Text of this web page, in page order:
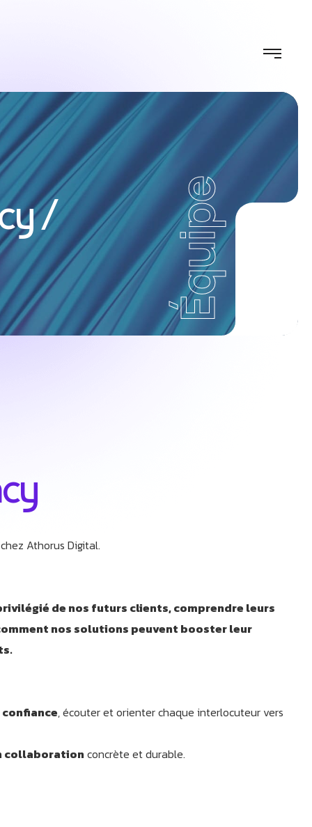
Équipe
Athorus Digital.
de nos futurs clients, comprendre leurs
nos solutions peuvent booster leur
, écouter et orienter chaque interlocuteur vers
collaboration concrète et durable.